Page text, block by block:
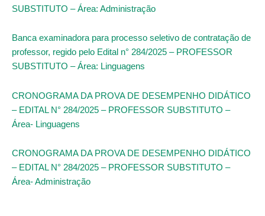
SUBSTITUTO – Área: Administração
Banca examinadora para processo seletivo de contratação de
professor, regido pelo Edital n° 284/2025 – PROFESSOR
SUBSTITUTO – Área: Linguagens
CRONOGRAMA DA PROVA DE DESEMPENHO DIDÁTICO
– EDITAL N° 284/2025 – PROFESSOR SUBSTITUTO –
Área- Linguagens
CRONOGRAMA DA PROVA DE DESEMPENHO DIDÁTICO
– EDITAL N° 284/2025 – PROFESSOR SUBSTITUTO –
Área- Administração